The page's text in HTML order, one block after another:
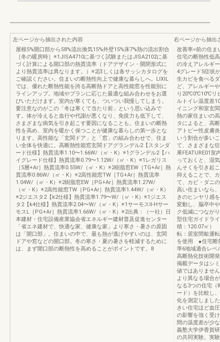
左ページから抽出された内容
屋根5%開口部から58%流出換気15%外壁15%床7%熱の流出割合
［冬の暖房時］※1JISA4710に基づく試験またはJISA2102に基
づく計算による開口部の熱貫流率（ドアデザイン・開閉形式に
より熱貫流率は異なります。）※2詳しくは各サッシカタログを
ご確認ください。住まいの断熱性向上で健康な暮らしへ。LIXIL
では、優れた断熱性能を誇る高断熱ドアと高性能窓を性能別に
ラインアップ。地域やプランに応じた最適な組み合わせをお選
びいただけます。室内が寒くても、ついつい我慢してしまう。
要注意なのがこの「冬は寒くて当たり前」という思い込みで
す。体が冷えると血行や代謝が悪くなり、免疫力も低下して、
さまざまな病気を引き起こす要因になることも。住まいの断熱
性を高め、室内を暖かく保つことが健康な暮らしの第一歩とな
ります。高性能な「玄関ドア」と「窓」の組み合わせで、住ま
い全体を快適に。高断熱性能窓玄関ドアグランデル2【スタンダ
ード仕様】熱貫流率1.10〜1.66W/（㎡・K）※1グランデル2【ハ
イグレード仕様】熱貫流率0.79〜1.12W/（㎡・K）※1レガリス
［5層+Ar］熱貫流率0.55W/（㎡・K）※2樹脂窓EW［TG+Ar］熱
貫流率0.86W/（㎡・K）※2高性能窓TW［TG+Ar］熱貫流率
1.04W/（㎡・K）※2樹脂窓EW［PG+Ar］熱貫流率1.27W/
（㎡・K）※2高性能窓TW［PG+Ar］熱貫流率1.44W/（㎡・K）
※2ジエスタ2【k2仕様】熱貫流率1.79〜W/（㎡・K）※1ジエス
タ2【k4仕様】熱貫流率2.04〜W/（㎡・K）※1サーモスⅡ-Hサー
モスL［PG+Ar］熱貫流率1.66W/（㎡・K）※2出典：（一社）日
本建材・住宅設備産業協会省エネルギー建材普及促進センター
「省エネ建材で、快適な家、健康な家」より寒さ・暑さの原因
は「開口部」。住まいの中で、最も熱が逃げやすいのは、玄関
ドアや窓などの開口部。冬の寒さ・夏の暑さを軽減するために
は、まず開口部の断熱性を高めることがポイントです。8
右ページから抽出
改善率=前の住ま
住宅の断熱性低
の冷えアレルギ
4グレード5症状
生カビを食べる
ど、アレルギー
り20℃0℃10℃リ
ルトイレ温度差
イニング和室玄
熱の家住まいの
タによると、高
アトピー性皮膚
いう割合が多い
て、さまざまな
果FEATURE01室
っておくと、湿
んそくを引き起
抑えることで、
て、カビ・ダニ
高い住まいなら
きのヒンヤリ感
変動し、脳卒中
ク低減につなが
型住宅ガイドラ
積：120.07㎡
転：居室間歇運
を使用 ●住宅断
準6地域適合レベ
高断熱化技術開
掲載データはシ
値ではありませ
より異なる場合
なる3つの住宅（
ード）を比較し
化を測定しまし
きい住宅ほど血
の影響を強く受
間の温度差が少
義塾大学伊香賀
の共同実験。実